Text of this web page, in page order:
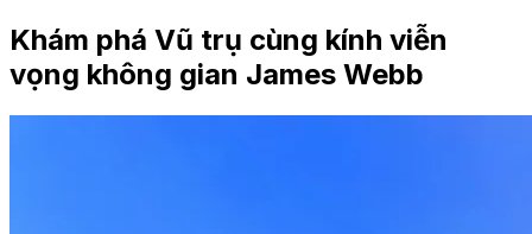
Khám phá Vũ trụ cùng kính viễn
vọng không gian James Webb